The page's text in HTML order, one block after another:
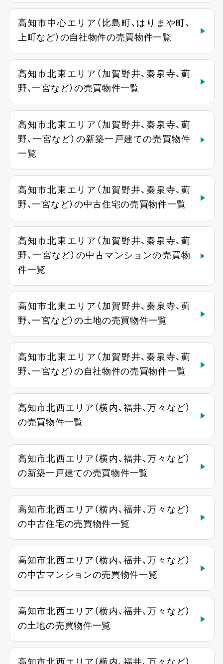
高知市中心エリア（比島町、はりまや町、
上町など）の自社物件の売買物件一覧
高知市北東エリア（加賀野井、秦泉寺、薊
野、一宮など）の売買物件一覧
高知市北東エリア（加賀野井、秦泉寺、薊
野、一宮など）の新築一戸建ての売買物件
一覧
高知市北東エリア（加賀野井、秦泉寺、薊
野、一宮など）の中古住宅の売買物件一覧
高知市北東エリア（加賀野井、秦泉寺、薊
野、一宮など）の中古マンションの売買物
件一覧
高知市北東エリア（加賀野井、秦泉寺、薊
野、一宮など）の土地の売買物件一覧
高知市北東エリア（加賀野井、秦泉寺、薊
野、一宮など）の自社物件の売買物件一覧
高知市北西エリア（横内、福井、万々など）
の売買物件一覧
高知市北西エリア（横内、福井、万々など）
の新築一戸建ての売買物件一覧
高知市北西エリア（横内、福井、万々など）
の中古住宅の売買物件一覧
高知市北西エリア（横内、福井、万々など）
の中古マンションの売買物件一覧
高知市北西エリア（横内、福井、万々など）
の土地の売買物件一覧
高知市北西エリア（横内、福井、万々など）